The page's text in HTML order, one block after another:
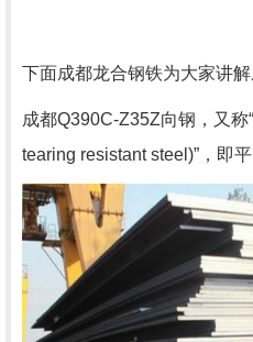
下面成都龙合钢铁为大家讲
成都Q390C-Z35Z向钢，又
tearing resistant steel)”，即